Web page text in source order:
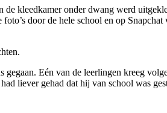
kleedkamer onder dwang werd
door de hele school en op
Eén van de leerlingen kreeg
liever gehad dat hij van school was